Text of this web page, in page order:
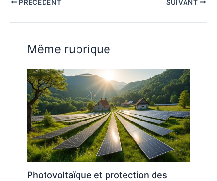
PRÉCÉDENT SUIVANT
Même rubrique
Photovoltaïque et protection des